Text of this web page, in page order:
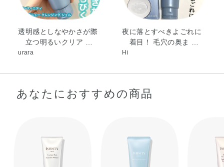
ル・香料・カラメル
透明感としなやかさが際
立つ明るいクリア …
urara
夜に落とすべきよごれに
着目！ 毛穴の奥ま …
Hi
あなたにおすすめの商品